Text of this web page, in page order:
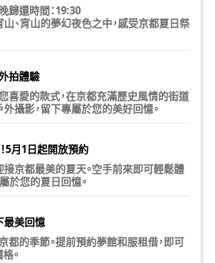
歸還時間：19:30
、宵山的夢幻夜色之中，感受京都夏日祭
拍體驗
喜愛的款式，在京都充滿歷史風情的街道
攝影，留下專屬於您的美好回憶。
5月1日起開放預約
京都最美的夏天。空手前來即可輕鬆體
於您的夏日回憶。
最美回憶
的季節。提前預約夢館和服租借，即可
。